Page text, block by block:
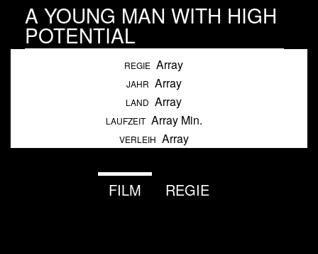
A YOUNG MAN WITH HIGH
POTENTIAL
REGIE Array
JAHR Array
LAND Array
LAUFZEIT Array Min.
VERLEIH Array
FILM REGIE